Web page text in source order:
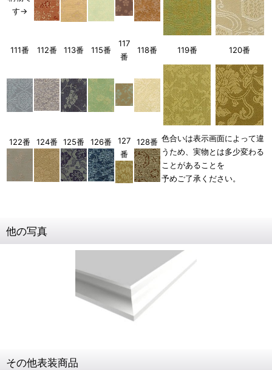
す→
111番 112番 113番 115番
117
番
118番 119番 120番
122番 124番 125番 126番
127
番
128番 色合いは表示画面によって違
うため、実物とは多少変わる
ことがあることを
予めご了承ください。
他の写真
その他表装商品